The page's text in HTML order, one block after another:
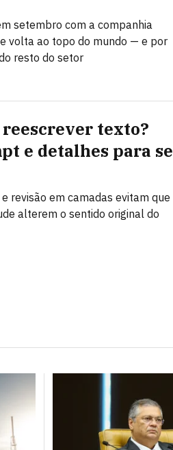
setembro com a companhia
volta ao topo do mundo — e por
resto do setor
texto?
e detalhes para se
revisão em camadas evitam que
alterem o sentido original do